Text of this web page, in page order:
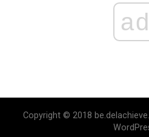
ad
Copyright © 2018